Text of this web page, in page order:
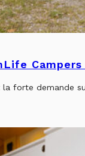
forte demande